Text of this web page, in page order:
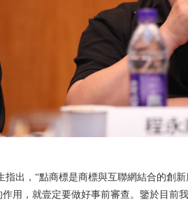
，“點商標是商標與互聯網結合的創新
用，就壹定要做好事前審查。鑒於目前